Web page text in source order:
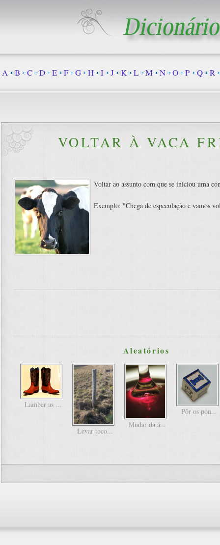
VOLTAR À VACA
Voltar ao assunto com que se iniciou uma
Exemplo: "Chega de especulação e vamos
Aleatórios
Lamber as ...
Levar toco...
Mudar da á...
Pôr os pon...
A B C D E F G H I J K L M N O P Q R